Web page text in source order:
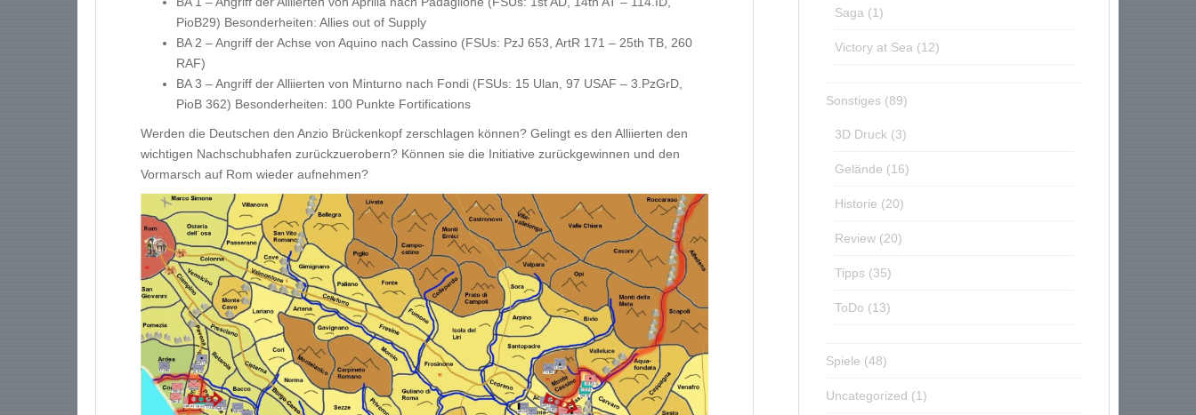
PioB29) Besonderheiten: Allies out of Supply
BA 2 – Angriff der Achse von Aquino nach Cassino (FSUs: PzJ 653, ArtR 171 – 25th TB, 260
RAF)
BA 3 – Angriff der Alliierten von Minturno nach Fondi (FSUs: 15 Ulan, 97 USAF – 3.PzGrD,
PioB 362) Besonderheiten: 100 Punkte Fortifications
Werden die Deutschen den Anzio Brückenkopf zerschlagen können? Gelingt es den Alliierten den
wichtigen Nachschubhafen zurückzuerobern? Können sie die Initiative zurückgewinnen und den
Vormarsch auf Rom wieder aufnehmen?
Saga (1)
Victory at Sea (12)
Sonstiges (89)
3D Druck (3)
Gelände (16)
Historie (20)
Review (20)
Tipps (35)
ToDo (13)
Spiele (48)
Uncategorized (1)